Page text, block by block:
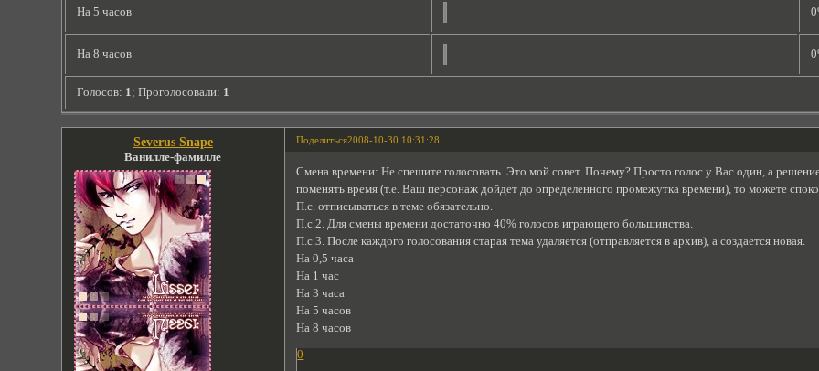
На 5 часов
На 8 часов
Голосов: 1;Проголосовали: 1
Поделиться2008-10-30 10:31:28
Severus Snape
Ванилле-фамилле
Смена времени: Не спешите голосовать. Это мой совет. Почему? Просто голос у Вас один, а
поменять время (т.е. Ваш персонаж дойдет до определенного промежутка времени), то можете
П.с. отписываться в теме обязательно.
П.с.2. Для смены времени достаточно 40% голосов играющего большинства.
П.с.3. После каждого голосования старая тема удаляется (отправляется в архив), а создается новая.
На 0,5 часа
На 1 час
На 3 часа
На 5 часов
На 8 часов
0